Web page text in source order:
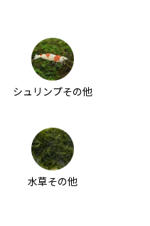
シュリンプその他
水草その他